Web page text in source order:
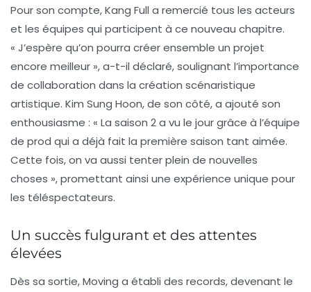
Pour son compte, Kang Full a remercié tous les acteurs
et les équipes qui participent à ce nouveau chapitre.
« J’espère qu’on pourra créer ensemble un projet
encore meilleur », a-t-il déclaré, soulignant l’importance
de collaboration dans la création scénaristique
artistique. Kim Sung Hoon, de son côté, a ajouté son
enthousiasme : « La saison 2 a vu le jour grâce à l’équipe
de prod qui a déjà fait la première saison tant aimée.
Cette fois, on va aussi tenter plein de nouvelles
choses », promettant ainsi une expérience unique pour
les téléspectateurs.
Un succès fulgurant et des attentes
élevées
Dès sa sortie,Moving a établi des records, devenant le